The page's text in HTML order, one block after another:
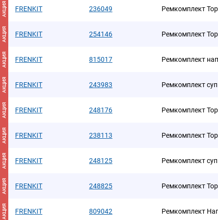
АКЦИЯ FRENKIT 236049 Ремкомплект
АКЦИЯ FRENKIT 254146 Ремкомплект
АКЦИЯ FRENKIT 815017 Ремкомплект
АКЦИЯ FRENKIT 243983 Ремкомплект
АКЦИЯ FRENKIT 248176 Ремкомплект
АКЦИЯ FRENKIT 238113 Ремкомплект
АКЦИЯ FRENKIT 248125 Ремкомплект
АКЦИЯ FRENKIT 248825 Ремкомплект
АКЦИЯ FRENKIT 809042 Ремкомплект